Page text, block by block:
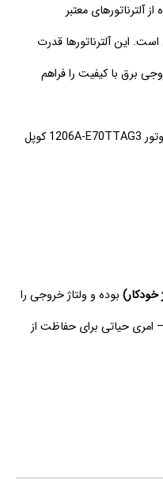
این آلترناتورها قدرت
برق با کیفیت را فراهم
مدل‌های رایج استمفورد که به‌خوبی با موتور 1206A-E70TTAG3 کوپل
بوده و ولتاژ خروجی را
امری حیاتی برای حفاظت از